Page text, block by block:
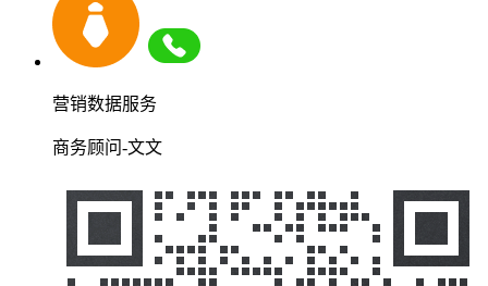
营销数据服务
商务顾问-文文